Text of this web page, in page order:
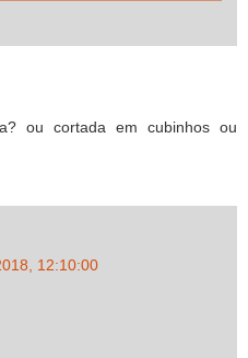
ou cortada em cubinhos ou
12:10:00